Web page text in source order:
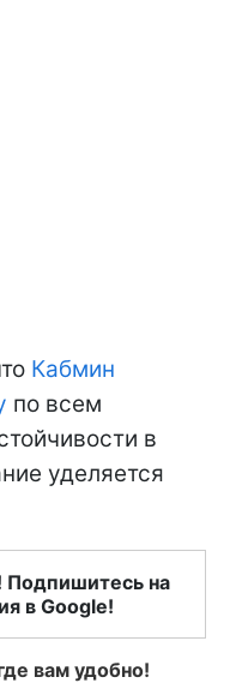
Кабмин
по всем
в
уделяется
Подпишитесь на
в Google!
вам удобно!